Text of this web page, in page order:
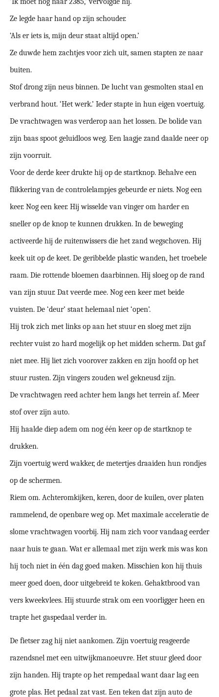
Ze legde haar hand op zijn schouder.
‘Als er iets is, mijn deur staat altijd open.’
Ze duwde hem zachtjes voor zich uit, samen stapten ze naar
buiten.
Stof drong zijn neus binnen. De lucht van gesmolten staal en
verbrand hout. ‘Het werk.’ Ieder stapte in hun eigen voertuig.
De vrachtwagen was verderop aan het lossen. De bolide van
zijn baas spoot geluidloos weg. Een laagje zand daalde neer op
zijn voorruit.
Voor de derde keer drukte hij op de startknop. Behalve een
flikkering van de controlelampjes gebeurde er niets. Nog een
keer. Nog een keer. Hij wisselde van vinger om harder en
sneller op de knop te kunnen drukken. In de beweging
activeerde hij de ruitenwissers die het zand wegschoven. Hij
keek uit op de keet. De geribbelde plastic wanden, het troebele
raam. Die rottende bloemen daarbinnen. Hij sloeg op de rand
van zijn stuur. Dat veerde mee. Nog een keer met beide
vuisten. De ‘deur’ staat helemaal niet ‘open’.
Hij trok zich met links op aan het stuur en sloeg met zijn
rechter vuist zo hard mogelijk op het midden scherm. Dat gaf
niet mee. Hij liet zich voorover zakken en zijn hoofd op het
stuur rusten. Zijn vingers zouden wel gekneusd zijn.
De vrachtwagen reed achter hem langs het terrein af. Meer
stof over zijn auto.
Hij haalde diep adem om nog één keer op de startknop te
drukken.
Zijn voertuig werd wakker, de metertjes draaiden hun rondjes
op de schermen.
Riem om. Achteromkijken, keren, door de kuilen, over platen
rammelend, de openbare weg op. Met maximale acceleratie de
slome vrachtwagen voorbij. Hij nam zich voor vandaag eerder
naar huis te gaan. Wat er allemaal met zijn werk mis was kon
hij toch niet in één dag goed maken. Misschien kon hij thuis
meer goed doen, door uitgebreid te koken. Gehaktbrood van
vers kweekvlees. Hij stuurde strak om een voorligger heen en
trapte het gaspedaal verder in.
De fietser zag hij niet aankomen. Zijn voertuig reageerde
razendsnel met een uitwijkmanoeuvre. Het stuur gleed door
zijn handen. Hij trapte op het rempedaal want daar lag een
grote plas. Het pedaal zat vast. Een teken dat zijn auto de